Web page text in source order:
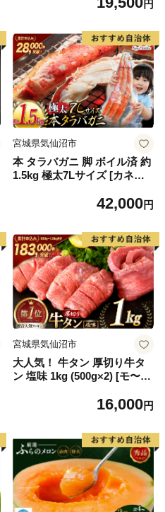
円
宮城県気仙沼市
本 タラバガニ 脚 ボイル済 約
1.5kg 極太7Lサイズ [カネダ
6] カニ かに 蟹 たらばがに た
42,000円
宮城県気仙沼市
大人気！ 牛タン 厚切り牛タ
ン 塩味 1kg (500g×2) [モ〜ラ
60] 肉 牛肉 精肉 牛たん 牛タ
厚切り タン
16,000円